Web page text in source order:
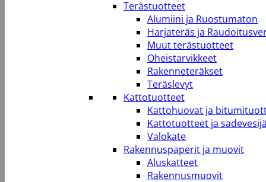
Terästuotteet
Alumiini ja Ruostumaton
Harjateräs ja
Muut terästuotteet
Oheistarvikkeet
Rakenneteräkset
Teräslevyt
Kattotuotteet
Kattohuovat ja
Kattotuotteet ja
Valokate
Rakennuspaperit ja muovit
Aluskatteet
Rakennusmuovit